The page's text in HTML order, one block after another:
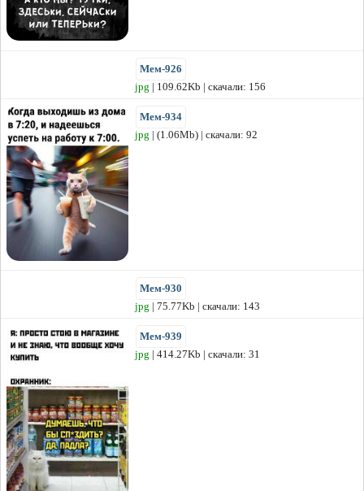
Мем-926
jpg | 109.62Kb | скачали: 156
Мем-934
jpg | (1.06Mb) | скачали: 92
Мем-930
jpg | 75.77Kb | скачали: 143
Мем-939
jpg | 414.27Kb | скачали: 31